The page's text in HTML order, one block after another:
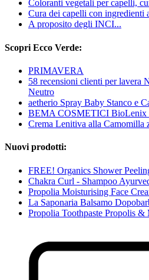
Coloranti vegetali per capelli,
Cura dei capelli con ingredienti
A proposito degli INCI...
Scopri Ecco Verde:
PRIMAVERA
58 recensioni clienti per lavera
Neutro
aetherio Spray Baby Stanco e
BEMA COSMETICI BioLenix
Crema Lenitiva alla Camomilla
Nuovi prodotti:
FREE! Organics Shower
Chakra Curl - Shampoo
Propolia Moisturising Face
La Saponaria Balsamo
Propolia Toothpaste Propolis &